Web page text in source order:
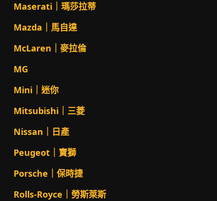
Maserati｜瑪莎拉蒂
Mazda｜馬自達
McLaren｜麥拉倫
MG
Mini｜迷你
Mitsubishi｜三菱
Nissan｜日產
Peugeot｜寶獅
Porsche｜保時捷
Rolls-Royce｜勞斯萊斯